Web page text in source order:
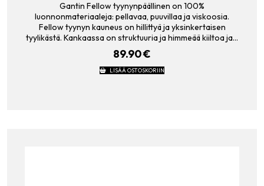
Gantin Fellow tyynynpäällinen on 100%
luonnonmateriaaleja: pellavaa, puuvillaa ja viskoosia.
Fellow tyynyn kauneus on hillittyä ja yksinkertaisen
tyylikästä. Kankaassa on struktuuria ja himmeää kiiltoa ja…
89.90€
LISÄÄ OSTOSKORIIN